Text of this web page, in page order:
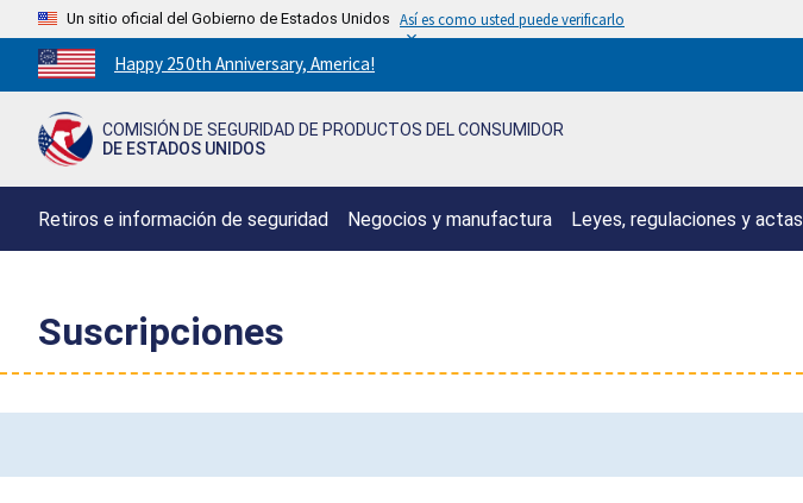
Un sitio oficial del Gobierno de Estados Unidos Así es como usted puede verificarlo
Countdown
to
America's
250th
Happy 250th Anniversary, America!
COMISIÓN DE SEGURIDAD DE PRODUCTOS DEL CONSUMIDOR
DE ESTADOS UNIDOS
Retiros e información de seguridad Negocios y manufactura Leyes, regulaciones y actas
Suscripciones